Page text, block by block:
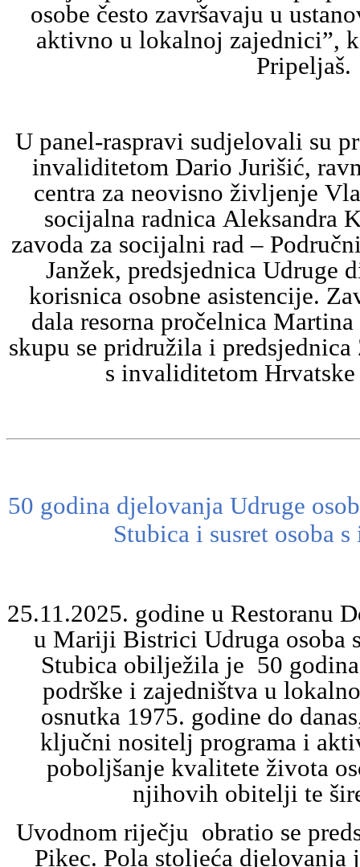
osobe često završavaju u
aktivno u lokalnoj zajednici”,
Pripeljaš.
U panel-raspravi sudjelovali su
invaliditetom Dario Jurišić,
centra za neovisno življenje
socijalna radnica Aleksandra
zavoda za socijalni rad –
Janžek, predsjednica Udruge
korisnica osobne asistencije.
dala resorna pročelnica
skupu se pridružila i predsjednica
s invaliditetom
50 godina djelovanja Udruge
Stubica i susret osoba
25.11.2025. godine u Restoranu
u Mariji Bistrici Udruga osoba
Stubica obilježila je 50
podrške i zajedništva u
osnutka 1975. godine do
ključni nositelj programa i
poboljšanje kvalitete života
njihovih obitelji te
Uvodnom riječju obratio se
Pikec. Pola stoljeća djelovanja